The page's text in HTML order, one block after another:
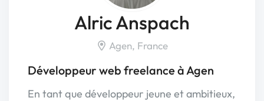
Alric Anspach
Agen, France
Développeur web freelance à Agen
En tant que développeur jeune et ambitieux,